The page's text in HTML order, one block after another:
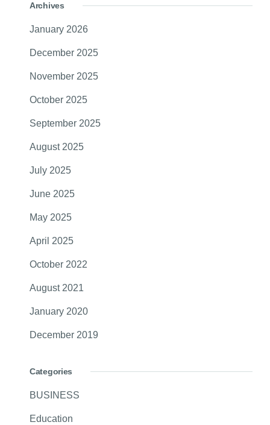
Archives
January 2026
December 2025
November 2025
October 2025
September 2025
August 2025
July 2025
June 2025
May 2025
April 2025
October 2022
August 2021
January 2020
December 2019
Categories
BUSINESS
Education